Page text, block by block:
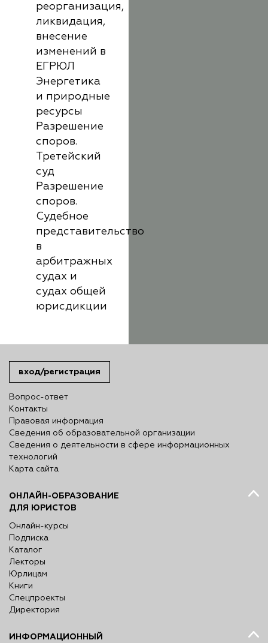
реорганизация,
ликвидация,
внесение
изменений в
ЕГРЮЛ
Энергетика
и природные
ресурсы
Разрешение
споров.
Третейский
суд
Разрешение
споров.
Судебное
представительство
в
арбитражных
судах и
судах общей
юрисдикции
вход/регистрация
Вопрос-ответ
Контакты
Правовая информация
Сведения об образовательной организации
Сведения о деятельности в сфере информационных
технологий
Карта сайта
ОНЛАЙН-ОБРАЗОВАНИЕ
ДЛЯ ЮРИСТОВ
Онлайн-курсы
Подписка
Каталог
Лекторы
Юрлицам
Книги
Спецпроекты
Директория
ИНФОРМАЦИОННЫЙ